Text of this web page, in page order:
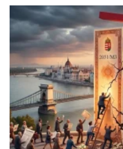
Vagyonbiztosítások